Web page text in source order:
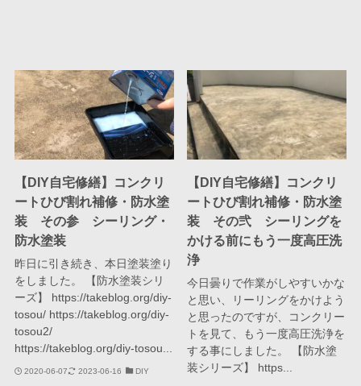
【DIY自宅修繕】コンクリ
ートひび割れ補修・防水塗
装 その参 シーリング・
防水塗装
昨日に引き続き、本日塗装塗り
をしました。 【防水塗装シリ
ーズ】 https://takeblog.org/diy-
tosou/ https://takeblog.org/diy-
tosou2/
https://takeblog.org/diy-tosou...
2020-06-07 2023-06-16 DIY
【DIY自宅修繕】コンクリ
ートひび割れ補修・防水塗
装 その弐 シーリングを
かける前にもう一度高圧洗
浄
今日曇りで作業がしやすいかな
と思い、リーリングをかけよう
と思ったのですが、コンクリー
トを見て、もう一度高圧洗浄を
する事にしました。 【防水塗
装シリーズ】 https...